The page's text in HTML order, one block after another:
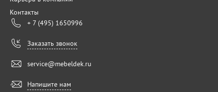
Контакты
+ 7 (495) 1650996
Заказать звонок
service@mebeldek.ru
Напишите нам